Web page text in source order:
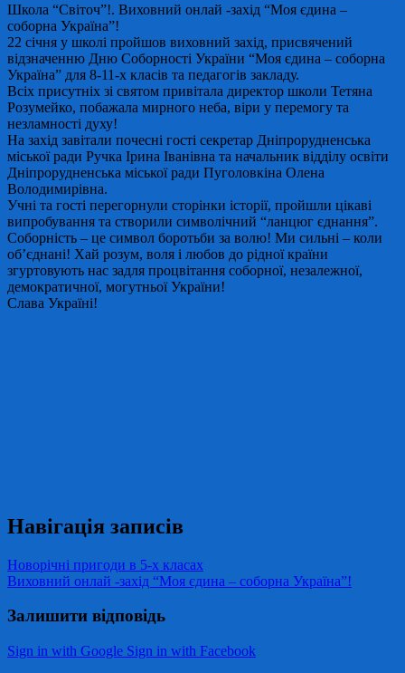
Школа “Світоч”!. Виховний онлай -захід “Моя єдина –
соборна Україна”!
22 січня у школі пройшов виховний захід, присвячений
відзначенню Дню Соборності України “Моя єдина – соборна
Україна” для 8-11-х класів та педагогів закладу.
Всіх присутніх зі святом привітала директор школи Тетяна
Розумейко, побажала мирного неба, віри у перемогу та
незламності духу!
На захід завітали почесні гості секретар Дніпрорудненська
міської ради Ручка Ірина Іванівна та начальник відділу освіти
Дніпрорудненська міської ради Пуголовкіна Олена
Володимирівна.
Учні та гості перегорнули сторінки історії, пройшли цікаві
випробування та створили символічний “ланцюг єднання”.
Соборність – це символ боротьби за волю! Ми сильні – коли
об’єднані! Хай розум, воля і любов до рідної країни
згуртовують нас задля процвітання соборної, незалежної,
демократичної, могутньої України!
Слава Україні!
Навігація записів
Новорічні пригоди в 5-х класах
Виховний онлай -захід “Моя єдина – соборна Україна”!
Залишити відповідь
Sign in with Google Sign in with Facebook